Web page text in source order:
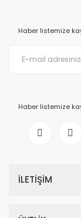
Haber listemize
Haber listemize
İLETİŞİM